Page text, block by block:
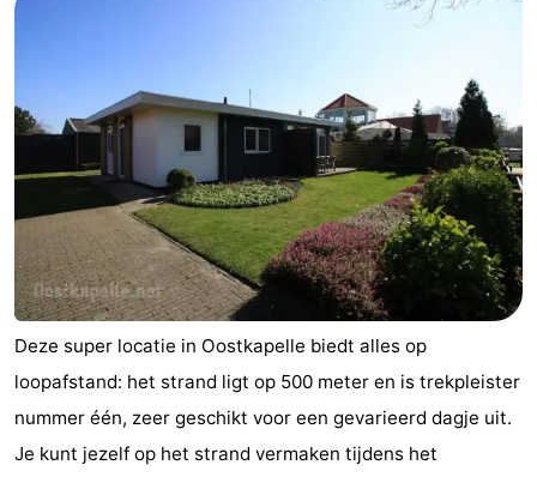
Deze super locatie in Oostkapelle biedt alles op
loopafstand: het strand ligt op 500 meter en is trekpleister
nummer één, zeer geschikt voor een gevarieerd dagje uit.
Je kunt jezelf op het strand vermaken tijdens het